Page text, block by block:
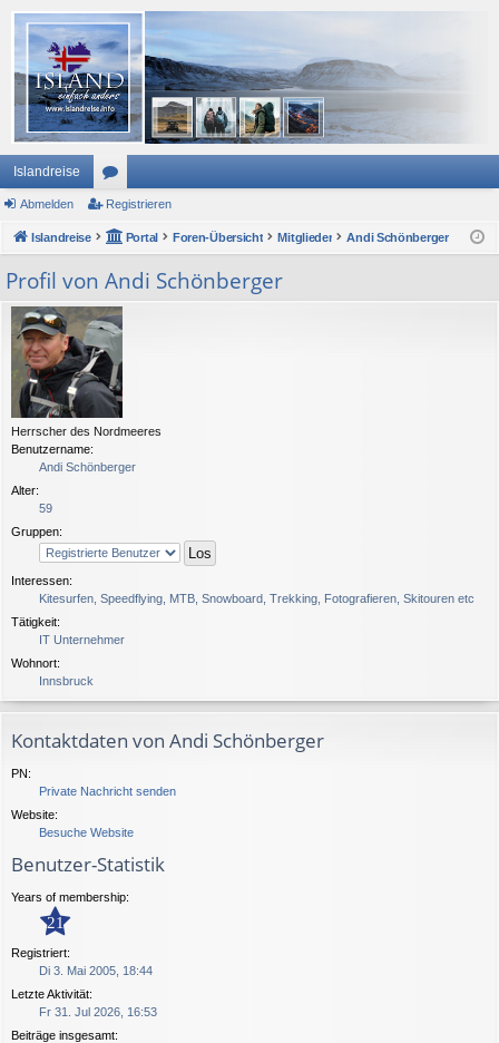
Islandreise
or
en
Abmelden Registrieren
Islandreise Portal Foren-Übersicht Mitglieder Andi Schönberger
Profil von Andi Schönberger
Herrscher des Nordmeeres
Benutzername:
Andi Schönberger
Alter:
59
Gruppen:
Interessen:
Kitesurfen, Speedflying, MTB, Snowboard, Trekking, Fotografieren, Skitouren etc
Tätigkeit:
IT Unternehmer
Wohnort:
Innsbruck
Kontaktdaten von Andi Schönberger
PN:
Private Nachricht senden
Website:
Besuche Website
Benutzer-Statistik
Years of membership:
21
Registriert:
Di 3. Mai 2005, 18:44
Letzte Aktivität:
Fr 31. Jul 2026, 16:53
Beiträge insgesamt: